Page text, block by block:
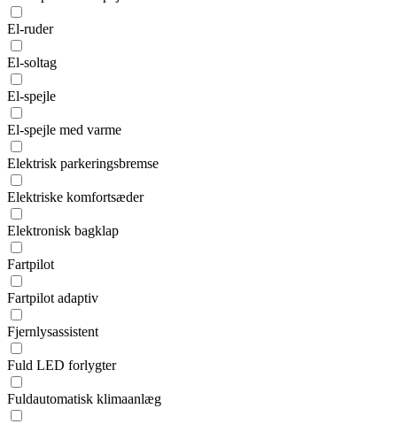
El-ruder
El-soltag
El-spejle
El-spejle med varme
Elektrisk parkeringsbremse
Elektriske komfortsæder
Elektronisk bagklap
Fartpilot
Fartpilot adaptiv
Fjernlysassistent
Fuld LED forlygter
Fuldautomatisk klimaanlæg